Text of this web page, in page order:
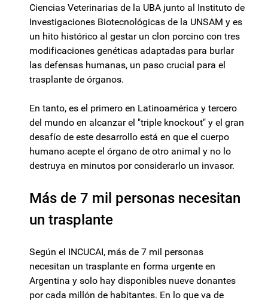
Ciencias Veterinarias de la UBA junto al Instituto de
Investigaciones Biotecnológicas de la UNSAM y es
un hito histórico al gestar un clon porcino con tres
modificaciones genéticas adaptadas para burlar
las defensas humanas, un paso crucial para el
trasplante de órganos.
En tanto, es el primero en Latinoamérica y tercero
del mundo en alcanzar el "triple knockout" y el gran
desafío de este desarrollo está en que el cuerpo
humano acepte el órgano de otro animal y no lo
destruya en minutos por considerarlo un invasor.
Más de 7 mil personas necesitan
un trasplante
Según el INCUCAI, más de 7 mil personas
necesitan un trasplante en forma urgente en
Argentina y solo hay disponibles nueve donantes
por cada millón de habitantes. En lo que va de